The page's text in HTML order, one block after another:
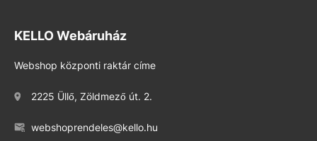
KELLO Webáruház
Webshop központi raktár címe
2225 Üllő, Zöldmező út. 2.
webshoprendeles@kello.hu